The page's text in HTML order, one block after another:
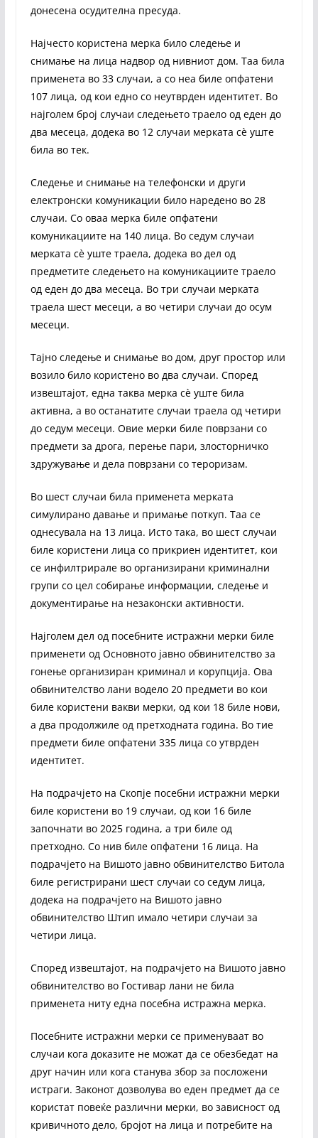
донесена осудителна пресуда.
Најчесто користена мерка било следење и
снимање на лица надвор од нивниот дом. Таа била
применета во 33 случаи, а со неа биле опфатени
107 лица, од кои едно со неутврден идентитет. Во
најголем број случаи следењето траело од еден до
два месеца, додека во 12 случаи мерката сè уште
била во тек.
Следење и снимање на телефонски и други
електронски комуникации било наредено во 28
случаи. Со оваа мерка биле опфатени
комуникациите на 140 лица. Во седум случаи
мерката сè уште траела, додека во дел од
предметите следењето на комуникациите траело
од еден до два месеца. Во три случаи мерката
траела шест месеци, а во четири случаи до осум
месеци.
Тајно следење и снимање во дом, друг простор или
возило било користено во два случаи. Според
извештајот, една таква мерка сè уште била
активна, а во останатите случаи траела од четири
до седум месеци. Овие мерки биле поврзани со
предмети за дрога, перење пари, злосторничко
здружување и дела поврзани со тероризам.
Во шест случаи била применета мерката
симулирано давање и примање поткуп. Таа се
однесувала на 13 лица. Исто така, во шест случаи
биле користени лица со прикриен идентитет, кои
се инфилтрирале во организирани криминални
групи со цел собирање информации, следење и
документирање на незаконски активности.
Најголем дел од посебните истражни мерки биле
применети од Основното јавно обвинителство за
гонење организиран криминал и корупција. Ова
обвинителство лани водело 20 предмети во кои
биле користени вакви мерки, од кои 18 биле нови,
а два продолжиле од претходната година. Во тие
предмети биле опфатени 335 лица со утврден
идентитет.
На подрачјето на Скопје посебни истражни мерки
биле користени во 19 случаи, од кои 16 биле
започнати во 2025 година, а три биле од
претходно. Со нив биле опфатени 16 лица. На
подрачјето на Вишото јавно обвинителство Битола
биле регистрирани шест случаи со седум лица,
додека на подрачјето на Вишото јавно
обвинителство Штип имало четири случаи за
четири лица.
Според извештајот, на подрачјето на Вишото јавно
обвинителство во Гостивар лани не била
применета ниту една посебна истражна мерка.
Посебните истражни мерки се применуваат во
случаи кога доказите не можат да се обезбедат на
друг начин или кога станува збор за посложени
истраги. Законот дозволува во еден предмет да се
користат повеќе различни мерки, во зависност од
кривичното дело, бројот на лица и потребите на